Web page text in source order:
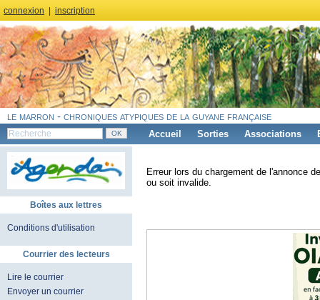
connexion inscription
le marron - chroniques atypiques de la guyane française
Accueil Sorties Associations
Boîtes aux lettres
Conditions d'utilisation
Courrier des lecteurs
Lire le courrier
Envoyer un courrier
Erreur lors du chargement de l'annonce
ou soit invalide.